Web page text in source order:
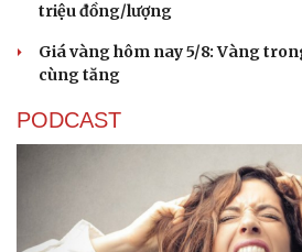
Cải chính
triệu đồng/lượng
Giá vàng hôm nay 5/8: Vàng
cùng tăng
PODCAST